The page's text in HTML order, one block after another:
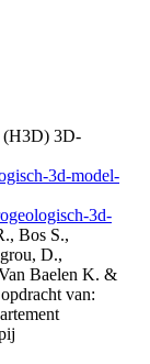
(H3D) 3D-
3d-model-
3d-
Bos S.,
D.,
Baelen K. &
van: